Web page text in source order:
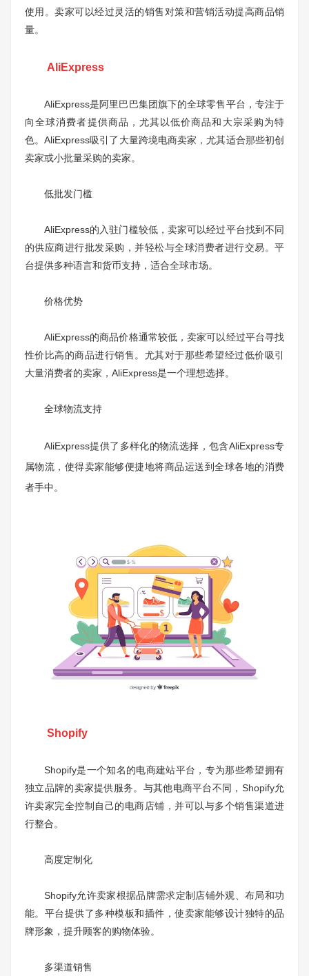
使用。卖家可以经过灵活的销售对策和营销活动提高商品销
量。
AliExpress
AliExpress是阿里巴巴集团旗下的全球零售平台，专注于
向全球消费者提供商品，尤其以低价商品和大宗采购为特
色。AliExpress吸引了大量跨境电商卖家，尤其适合那些初创
卖家或小批量采购的卖家。
低批发门槛
AliExpress的入驻门槛较低，卖家可以经过平台找到不同
的供应商进行批发采购，并轻松与全球消费者进行交易。平
台提供多种语言和货币支持，适合全球市场。
价格优势
AliExpress的商品价格通常较低，卖家可以经过平台寻找
性价比高的商品进行销售。尤其对于那些希望经过低价吸引
大量消费者的卖家，AliExpress是一个理想选择。
全球物流支持
AliExpress提供了多样化的物流选择，包含AliExpress专
属物流，使得卖家能够便捷地将商品运送到全球各地的消费
者手中。
Shopify
Shopify是一个知名的电商建站平台，专为那些希望拥有
独立品牌的卖家提供服务。与其他电商平台不同，Shopify允
许卖家完全控制自己的电商店铺，并可以与多个销售渠道进
行整合。
高度定制化
Shopify允许卖家根据品牌需求定制店铺外观、布局和功
能。平台提供了多种模板和插件，使卖家能够设计独特的品
牌形象，提升顾客的购物体验。
多渠道销售